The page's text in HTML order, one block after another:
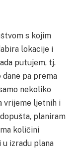
s kojim
lokacije i
putujem, tj.
dane pa prema
nekoliko
vrijeme ljetnih i
planiram
količini
izradu plana